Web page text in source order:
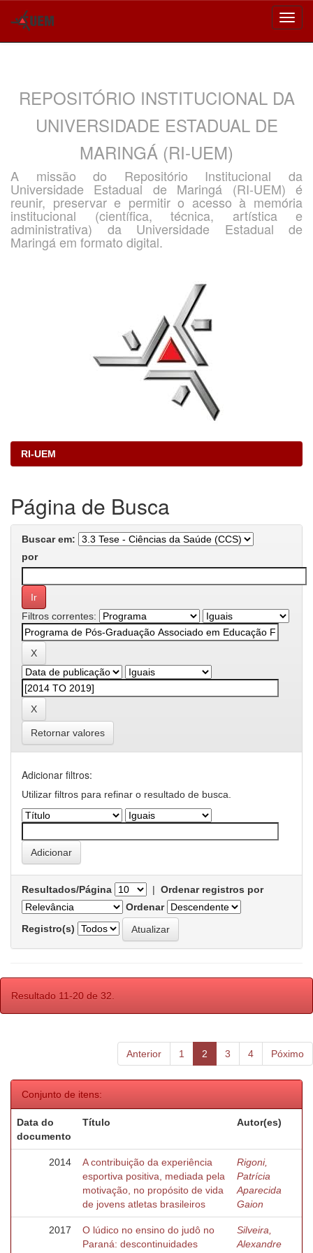
REPOSITÓRIO INSTITUCIONAL DA
UNIVERSIDADE ESTADUAL DE
MARINGÁ (RI-UEM)
A missão do Repositório Institucional da
Universidade Estadual de Maringá (RI-UEM) é
reunir, preservar e permitir o acesso à memória
institucional (científica, técnica, artística e
administrativa) da Universidade Estadual de
Maringá em formato digital.
RI-UEM
Página de Busca
Buscar em:
por
Filtros correntes:
Retornar valores
Adicionar filtros:
Utilizar filtros para refinar o resultado de busca.
Resultados/Página | Ordenar registros por
Ordenar
Registro(s)
Resultado 11-20 de 32.
Anterior 1 2 3 4 Póximo
Conjunto de itens:
Data do
documento
Título Autor(es)
2014
A contribuição da experiência
esportiva positiva, mediada pela
motivação, no propósito de vida
de jovens atletas brasileiros
Rigoni,
Patrícia
Aparecida
Gaion
2017
O lúdico no ensino do judô no
Paraná: descontinuidades
Silveira,
Alexandre